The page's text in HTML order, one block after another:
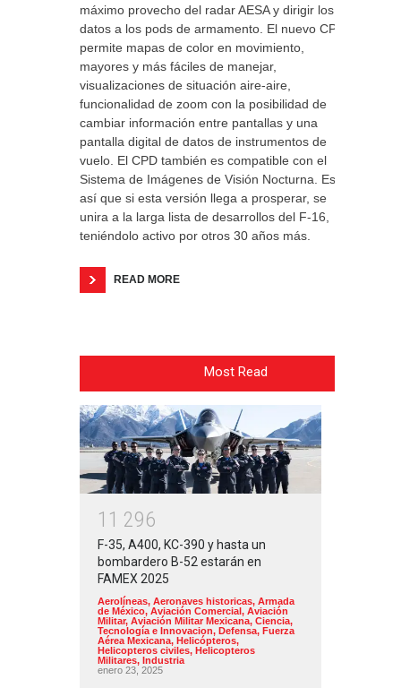
máximo provecho del radar AESA y dirigir los
datos a los pods de armamento. El nuevo CPD
permite mapas de color en movimiento,
mayores y más fáciles de manejar,
visualizaciones de situación aire-aire,
funcionalidad de zoom con la posibilidad de
cambiar información entre pantallas y una
pantalla digital de datos de instrumentos de
vuelo. El CPD también es compatible con el
Sistema de Imágenes de Visión Nocturna. Es
así que si esta versión llega a prosperar, se
unira a la larga lista de desarrollos del F-16,
teniéndolo activo por otros 30 años más.
READ MORE
Most Read
1 1 296
F-35, A400, KC-390 y hasta un
bombardero B-52 estarán en
FAMEX 2025
Aerolíneas, Aeronaves historicas, Armada
de México, Aviación Comercial, Aviación
Militar, Aviación Militar Mexicana, Ciencia,
Tecnología e Innovacion, Defensa, Fuerza
Aérea Mexicana, Helicópteros,
Helicopteros civiles, Helicopteros
Militares, Industria
enero 23, 2025